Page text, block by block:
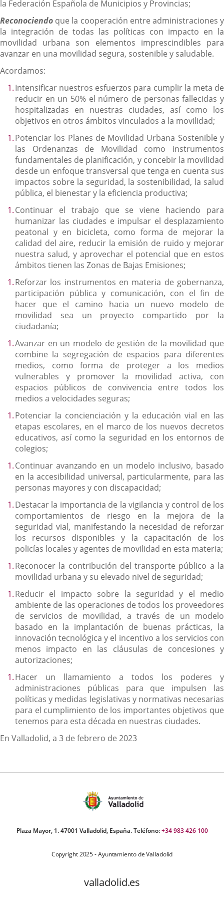
la Federación Española de Municipios y Provincias;
Reconociendo que la cooperación entre administraciones y
la integración de todas las políticas con impacto en la
movilidad urbana son elementos imprescindibles para
avanzar en una movilidad segura, sostenible y saludable.
Acordamos:
Intensificar nuestros esfuerzos para cumplir la meta de
reducir en un 50% el número de personas fallecidas y
hospitalizadas en nuestras ciudades, así como los
objetivos en otros ámbitos vinculados a la movilidad;
Potenciar los Planes de Movilidad Urbana Sostenible y
las Ordenanzas de Movilidad como instrumentos
fundamentales de planificación, y concebir la movilidad
desde un enfoque transversal que tenga en cuenta sus
impactos sobre la seguridad, la sostenibilidad, la salud
pública, el bienestar y la eficiencia productiva;
Continuar el trabajo que se viene haciendo para
humanizar las ciudades e impulsar el desplazamiento
peatonal y en bicicleta, como forma de mejorar la
calidad del aire, reducir la emisión de ruido y mejorar
nuestra salud, y aprovechar el potencial que en estos
ámbitos tienen las Zonas de Bajas Emisiones;
Reforzar los instrumentos en materia de gobernanza,
participación pública y comunicación, con el fin de
hacer que el camino hacia un nuevo modelo de
movilidad sea un proyecto compartido por la
ciudadanía;
Avanzar en un modelo de gestión de la movilidad que
combine la segregación de espacios para diferentes
medios, como forma de proteger a los medios
vulnerables y promover la movilidad activa, con
espacios públicos de convivencia entre todos los
medios a velocidades seguras;
Potenciar la concienciación y la educación vial en las
etapas escolares, en el marco de los nuevos decretos
educativos, así como la seguridad en los entornos de
colegios;
Continuar avanzando en un modelo inclusivo, basado
en la accesibilidad universal, particularmente, para las
personas mayores y con discapacidad;
Destacar la importancia de la vigilancia y control de los
comportamientos de riesgo en la mejora de la
seguridad vial, manifestando la necesidad de reforzar
los recursos disponibles y la capacitación de los
policías locales y agentes de movilidad en esta materia;
Reconocer la contribución del transporte público a la
movilidad urbana y su elevado nivel de seguridad;
Reducir el impacto sobre la seguridad y el medio
ambiente de las operaciones de todos los proveedores
de servicios de movilidad, a través de un modelo
basado en la implantación de buenas prácticas, la
innovación tecnológica y el incentivo a los servicios con
menos impacto en las cláusulas de concesiones y
autorizaciones;
Hacer un llamamiento a todos los poderes y
administraciones públicas para que impulsen las
políticas y medidas legislativas y normativas necesarias
para el cumplimiento de los importantes objetivos que
tenemos para esta década en nuestras ciudades.
En Valladolid, a 3 de febrero de 2023
Plaza Mayor, 1. 47001 Valladolid, España. Teléfono:+34 983 426 100
Copyright 2025 - Ayuntamiento de Valladolid
valladolid.es